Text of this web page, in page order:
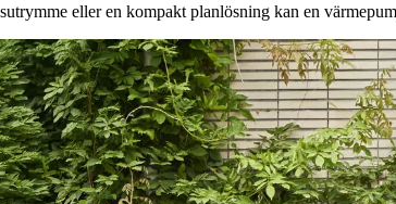
eller en kompakt planlösning kan en